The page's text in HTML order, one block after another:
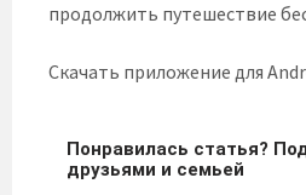
продолжить путешествие
Скачать приложение для
Понравилась статья?
друзьями и семьей